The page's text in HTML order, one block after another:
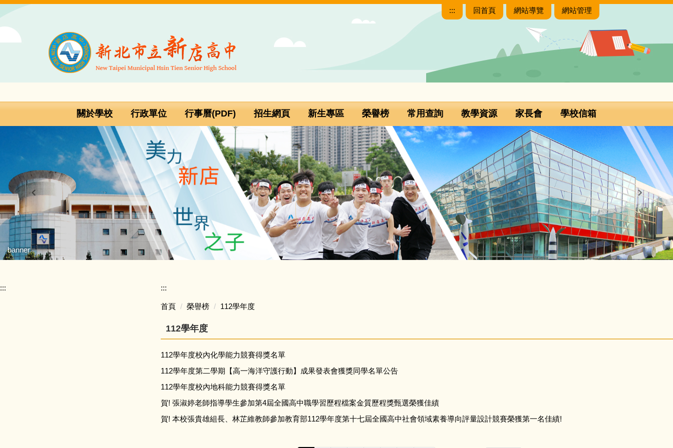
主
::: 回首頁 網站導覽 網站管理
關於學校 行政單位 行事曆(PDF) 招生網頁 新生專區 榮譽榜 常用查詢 教學資源 家長會 學校信箱
banner
::: :::
首頁 榮譽榜 112學年度
112學年度
112學年度校內化學能力競賽得獎名單
112學年度第二學期【高一海洋守護行動】成果發表會獲獎同學名單公告
112學年度校內地科能力競賽得獎名單
賀! 張淑婷老師指導學生參加第4屆全國高中職學習歷程檔案金質歷程獎甄選榮獲佳績
賀! 本校張貴雄組長、林芷維教師參加教育部112學年度第十七屆全國高中社會領域素養導向評量設計競賽榮獲第一名佳績!